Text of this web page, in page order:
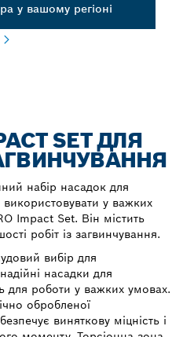
у вашому регіоні
SET ДЛЯ
набір насадок для
у важких
Impact Set. Він містить
робіт із загвинчування.
вибір для
насадки для
для роботи у важких умовах.
обробленої
виняткову міцність і